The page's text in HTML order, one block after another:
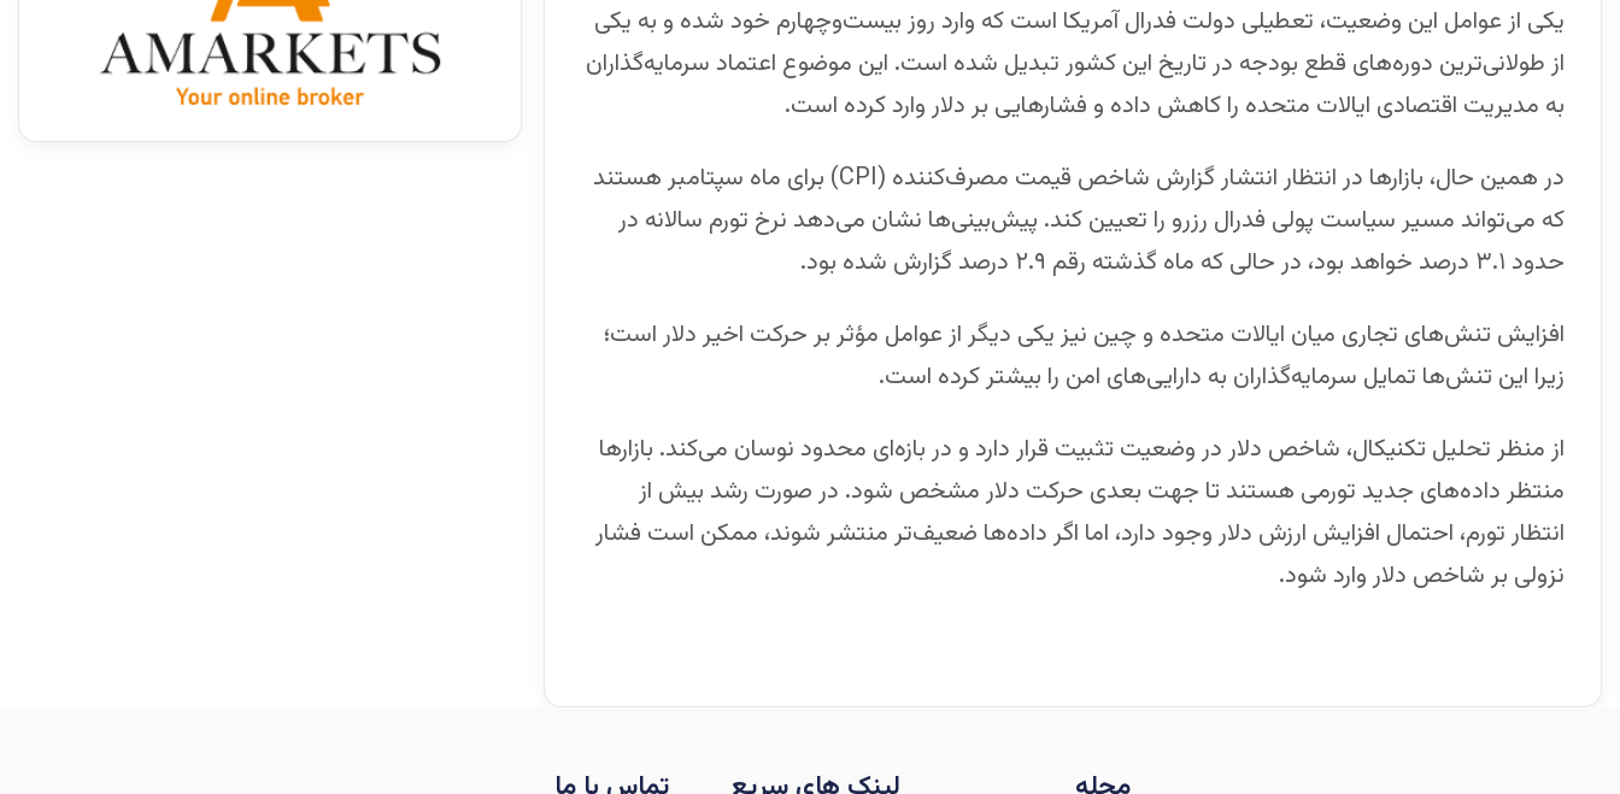
یکی از عوامل این وضعیت، تعطیلی دولت فدرال آمریکا است که وارد روز بیست‌وچهارم خود شده و به یکی
از طولانی‌ترین دوره‌های قطع بودجه در تاریخ این کشور تبدیل شده است. این موضوع اعتماد سرمایه‌گذاران
به مدیریت اقتصادی ایالات متحده را کاهش داده و فشارهایی بر دلار وارد کرده است.
در همین حال، بازارها در انتظار انتشار گزارش شاخص قیمت مصرف‌کننده (CPI) برای ماه سپتامبر هستند
که می‌تواند مسیر سیاست پولی فدرال رزرو را تعیین کند. پیش‌بینی‌ها نشان می‌دهد نرخ تورم سالانه در
حدود ۳.۱ درصد خواهد بود، در حالی که ماه گذشته رقم ۲.۹ درصد گزارش شده بود.
افزایش تنش‌های تجاری میان ایالات متحده و چین نیز یکی دیگر از عوامل مؤثر بر حرکت اخیر دلار است؛
زیرا این تنش‌ها تمایل سرمایه‌گذاران به دارایی‌های امن را بیشتر کرده است.
از منظر تحلیل تکنیکال، شاخص دلار در وضعیت تثبیت قرار دارد و در بازه‌ای محدود نوسان می‌کند. بازارها
منتظر داده‌های جدید تورمی هستند تا جهت بعدی حرکت دلار مشخص شود. در صورت رشد بیش از
انتظار تورم، احتمال افزایش ارزش دلار وجود دارد، اما اگر داده‌ها ضعیف‌تر منتشر شوند، ممکن است فشار
نزولی بر شاخص دلار وارد شود.